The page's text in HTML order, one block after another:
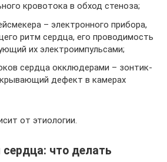
кровотока в обход стеноза;
– электронного прибора,
ритм сердца, его проводимость
их электроимпульсами;
сердца окклюдерами – зонтик-
дефект в камерах
от этиологии.
что делать